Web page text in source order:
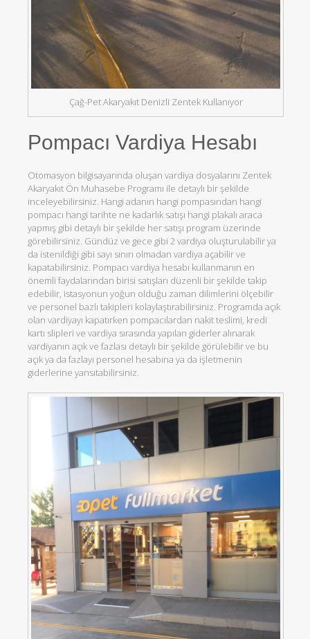
Çağ-Pet Akaryakıt Denizli Zentek Kullanıyor
Pompacı Vardiya Hesabı
Otomasyon bilgisayarında oluşan vardiya dosyalarını Zentek
Akaryakıt Ön Muhasebe Programı ile detaylı bir şekilde
inceleyebilirsiniz. Hangi adanın hangi pompasından hangi
pompacı hangi tarihte ne kadarlık satışı hangi plakalı araca
yapmış gibi detaylı bir şekilde her satışı program üzerinde
görebilirsiniz. Gündüz ve gece gibi 2 vardiya oluşturulabilir ya
da istenildiği gibi sayı sınırı olmadan vardiya açabilir ve
kapatabilirsiniz. Pompacı vardiya hesabı kullanmanın en
önemli faydalarından birisi satışları düzenli bir şekilde takip
edebilir, istasyonun yoğun olduğu zaman dilimlerini ölçebilir
ve personel bazlı takipleri kolaylaştırabilirsiniz. Programda açık
olan vardiyayı kapatırken pompacılardan nakit teslimi, kredi
kartı slipleri ve vardiya sırasında yapılan giderler alınarak
vardiyanın açık ve fazlası detaylı bir şekilde görülebilir ve bu
açık ya da fazlayı personel hesabına ya da işletmenin
giderlerine yansıtabilirsiniz.